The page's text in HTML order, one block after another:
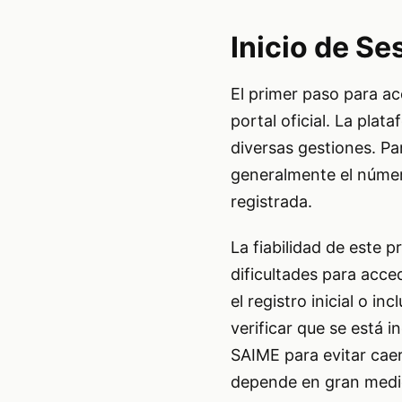
Inicio de
El primer paso para
portal oficial. La
diversas gestiones.
generalmente el
registrada.
La fiabilidad de este
dificultades para
el registro inicial o
verificar que se está
SAIME para evitar
depende en gran